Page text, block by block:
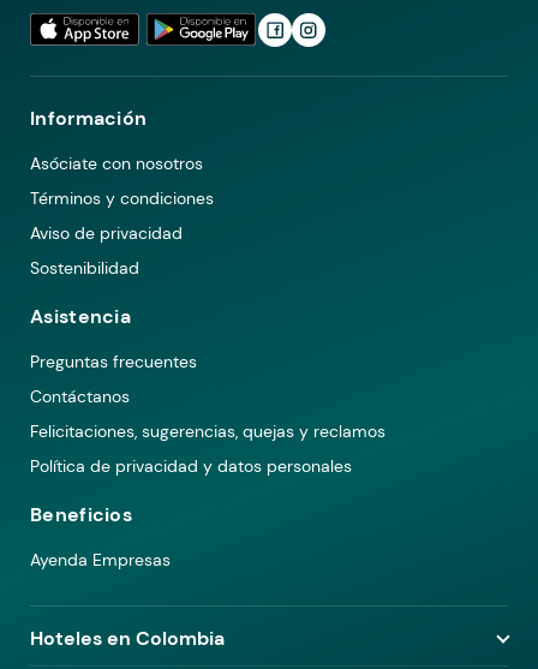
Información
Asóciate con nosotros
Términos y condiciones
Aviso de privacidad
Sostenibilidad
Asistencia
Preguntas frecuentes
Contáctanos
Felicitaciones, sugerencias, quejas y reclamos
Política de privacidad y datos personales
Beneficios
Ayenda Empresas
Hoteles en Colombia